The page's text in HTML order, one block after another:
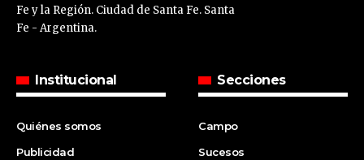
Fe y la Región. Ciudad de Santa Fe. Santa
Fe - Argentina.
Institucional
Quiénes somos
Publicidad
Secciones
Campo
Sucesos